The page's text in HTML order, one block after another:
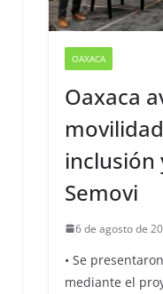
OAXACA
Oaxaca
inclusión
Semovi
6 de agosto de
• Se
mediante el